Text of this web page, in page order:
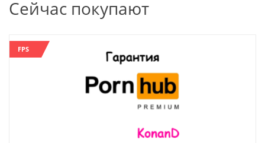
Сейчас покупают
FPS